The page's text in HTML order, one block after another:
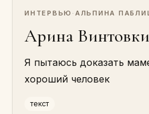
ИНТЕРВЬЮ · АЛЬПИНА
Арина
Я пытаюсь доказать
хороший человек
текст